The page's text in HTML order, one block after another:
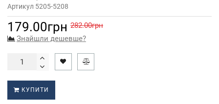
Артикул 5205-5208
179.00грн 282.00грн
Знайшли дешевше?
КУПИТИ